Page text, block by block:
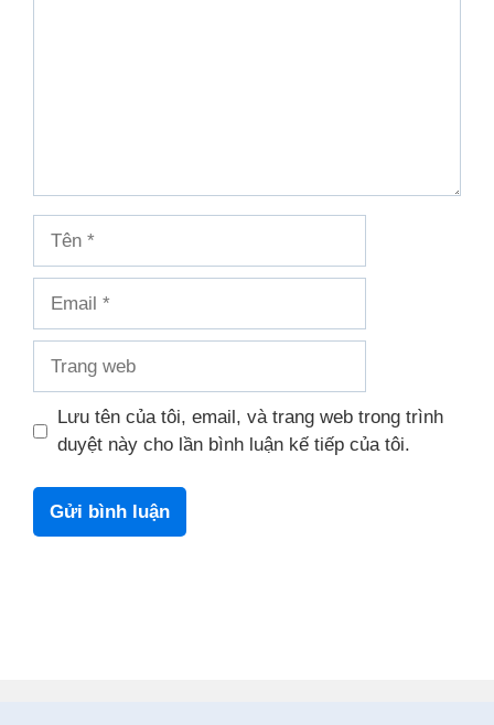
Lưu tên của tôi, email, và trang web trong trình
duyệt này cho lần bình luận kế tiếp của tôi.